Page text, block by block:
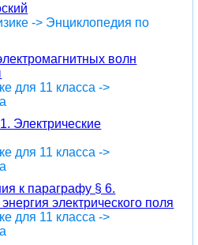
-> Энциклопедия по
волн
для 11 класса ->
Электрические
для 11 класса ->
к параграфу § 6.
электрического поля
для 11 класса ->